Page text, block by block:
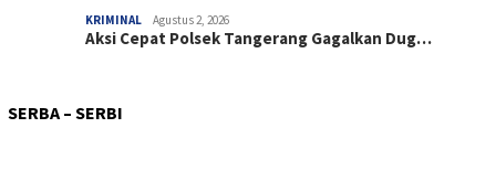
KRIMINAL Agustus 2, 2026
Aksi Cepat Polsek Tangerang Gagalkan Dug…
SERBA – SERBI
Lapas Kelas IIA Cilegon Tebar Kepedulian…
Respon Cepat Satgas Kepolisian Operasi D…
SOSIAL Agustus 3, 2026
Kerja Bakti Massal, Rutan Surakarta Wuju…
SOSIAL Agustus 1, 2026
KETAHANAN PANGAN